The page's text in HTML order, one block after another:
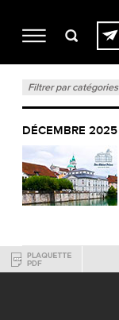
Filtrer par catégories
DÉCEMBRE 2025